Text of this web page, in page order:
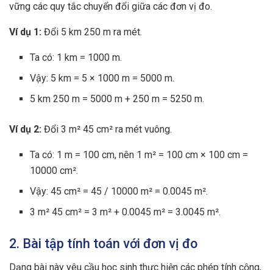
vững các quy tắc chuyển đổi giữa các đơn vị đo.
Ví dụ 1: Đổi 5 km 250 m ra mét.
Ta có: 1 km = 1000 m.
Vậy: 5 km = 5 × 1000 m = 5000 m.
5 km 250 m = 5000 m + 250 m = 5250 m.
Ví dụ 2: Đổi 3 m² 45 cm² ra mét vuông.
Ta có: 1 m = 100 cm, nên 1 m² = 100 cm × 100 cm =
10000 cm².
Vậy: 45 cm² = 45 / 10000 m² = 0.0045 m².
3 m² 45 cm² = 3 m² + 0.0045 m² = 3.0045 m².
2. Bài tập tính toán với đơn vị đo
Dạng bài này yêu cầu học sinh thực hiện các phép tính cộng,